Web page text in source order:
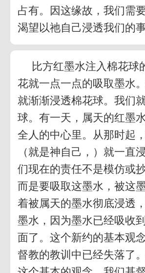
占有。因这缘故，我们需
渴望以祂自己浸透我们的事
比方红墨水注入棉花球
花就一点一点的吸取墨水
就渐渐浸透棉花球。我们
球。有一天，属天的红墨
全人的中心里。从那时起
（就是神自己，）就一直
们现在的责任不是模仿或
而是要吸取这墨水，被这
着被属天的墨水彻底浸透
墨水，因为墨水已经吸收
面了。这个新约的基本观
督教的教训中已经失落了